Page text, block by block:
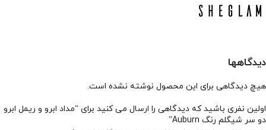
دیدگاهها
هیچ دیدگاهی برای این محصول نوشته نشده است.
اولین نفری باشید که دیدگاهی را ارسال می کنید برای “مداد ابرو و ریمل ابرو
دو سر شیگلم رنگ Auburn”